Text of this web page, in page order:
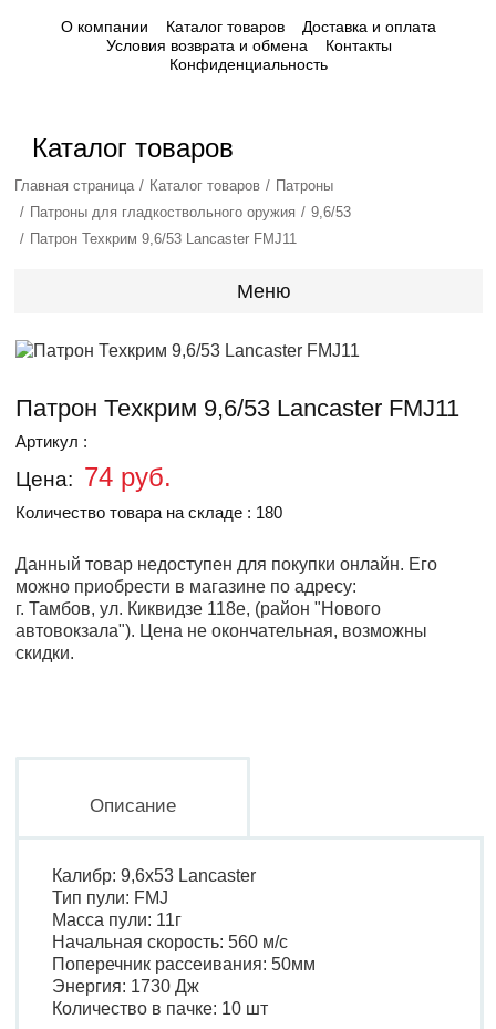
О компании Каталог товаров
Доставка и оплата
Условия возврата и обмена
Контакты
Конфиденциальность
Каталог товаров
Главная страница Каталог товаров
Патроны
Патроны для гладкоствольного оружия
9,6/53
Патрон Техкрим 9,6/53 Lancaster FMJ11
Меню
Патрон Техкрим 9,6/53 Lancaster FMJ11
Артикул :
Цена: 74 руб.
Количество товара на складе : 180
Данный товар недоступен для покупки онлайн. Его
можно приобрести в магазине по адресу:
г. Тамбов, ул. Киквидзе 118е, (район "Нового
автовокзала"). Цена не окончательная, возможны
скидки.
Описание
Калибр: 9,6х53 Lancaster
Тип пули: FMJ
Масса пули: 11г
Начальная скорость: 560 м/с
Поперечник рассеивания: 50мм
Энергия: 1730 Дж
Количество в пачке: 10 шт